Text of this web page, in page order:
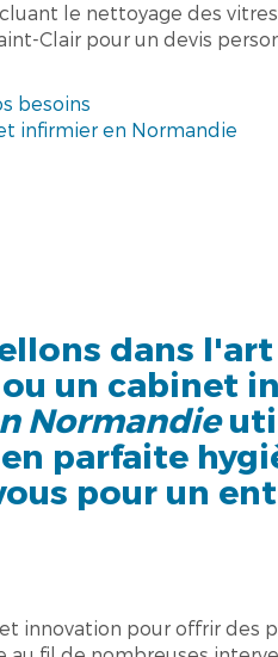
le nettoyage des
Clair pour un devis
besoins
infirmier en Normandie
dans
un cabinet
Normandie
parfaite
pour un
innovation pour offrir